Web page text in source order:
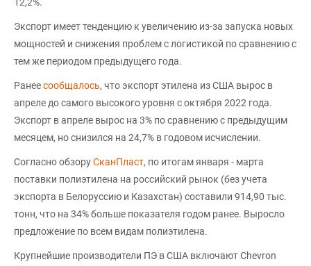
Экспорт имеет тенденцию к увеличению из-за запуска новых
мощностей и снижения проблем с логистикой по сравнению с
тем же периодом предыдущего года.
Ранеесообщалось, что экспорт этилена из США вырос в
апреле до самого высокого уровня с октября 2022 года.
Экспорт в апреле вырос на 3% по сравнению с предыдущим
месяцем, но снизился на 24,7% в годовом исчислении.
Согласно обзоруСканПласт, по итогам января - марта
поставки полиэтилена на российский рынок (без учета
экспорта в Белоруссию и Казахстан) составили 914,90 тыс.
тонн, что на 34% больше показателя годом ранее. Выросло
предложение по всем видам полиэтилена.
Крупнейшие производители ПЭ в США включают Chevron